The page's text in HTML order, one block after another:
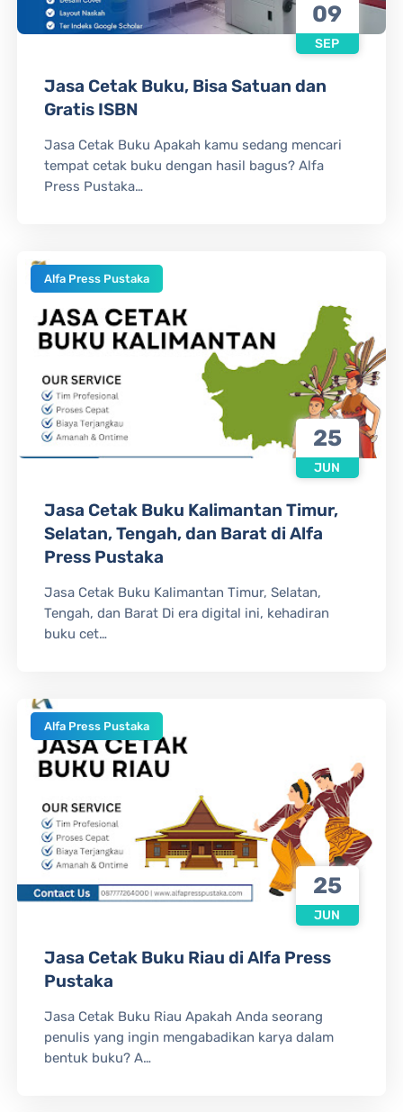
09
SEP
Jasa Cetak Buku, Bisa Satuan dan
Gratis ISBN
Jasa Cetak Buku Apakah kamu sedang mencari
tempat cetak buku dengan hasil bagus? Alfa
Press Pustaka…
Alfa Press Pustaka
25
JUN
Jasa Cetak Buku Kalimantan Timur,
Selatan, Tengah, dan Barat di Alfa
Press Pustaka
Jasa Cetak Buku Kalimantan Timur, Selatan,
Tengah, dan Barat Di era digital ini, kehadiran
buku cet…
Alfa Press Pustaka
25
JUN
Jasa Cetak Buku Riau di Alfa Press
Pustaka
Jasa Cetak Buku Riau Apakah Anda seorang
penulis yang ingin mengabadikan karya dalam
bentuk buku? A…